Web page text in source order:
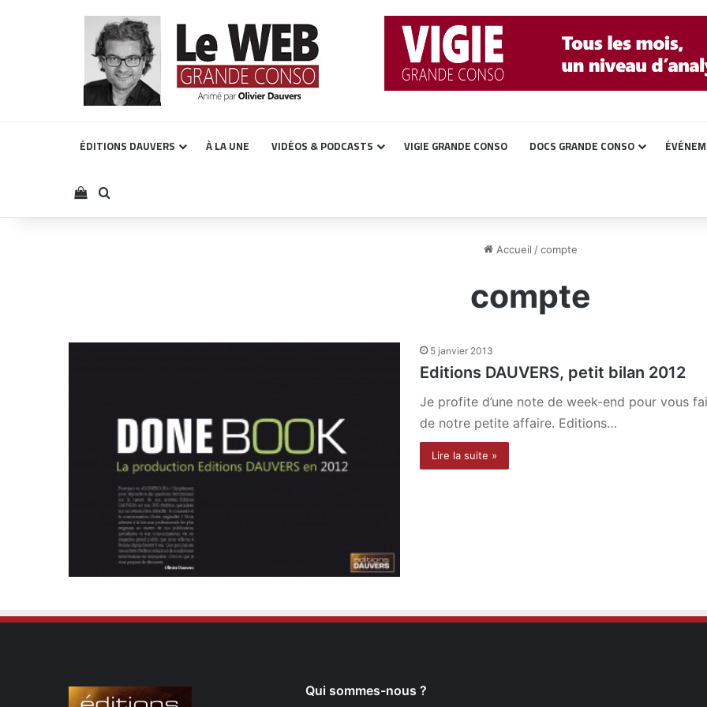
ÉDITIONS DAUVERS À LA UNE VIDÉOS & PODCASTS VIGIE GRANDE CONSO DOCS GRANDE CONSO
Voir votre panier
Rechercher
Accueil / compte
compte
5 janvier 2013
Editions DAUVERS, petit bilan 2012
Je profite d’une note de week-end pour vous
de notre petite affaire. Editions…
Lire la suite »
Qui sommes-nous ?